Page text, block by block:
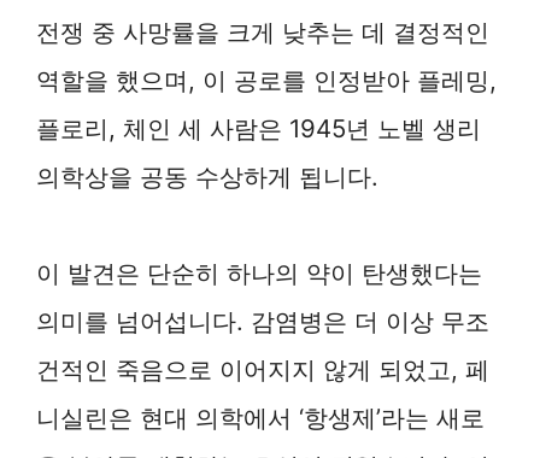
전쟁 중 사망률을 크게 낮추는 데 결정적인
역할을 했으며, 이 공로를 인정받아 플레밍,
플로리, 체인 세 사람은 1945년 노벨 생리
의학상을 공동 수상하게 됩니다.
이 발견은 단순히 하나의 약이 탄생했다는
의미를 넘어섭니다. 감염병은 더 이상 무조
건적인 죽음으로 이어지지 않게 되었고, 페
니실린은 현대 의학에서 ‘항생제’라는 새로